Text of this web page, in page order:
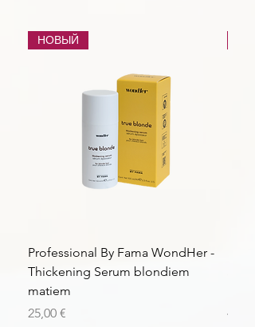
НОВЫЙ
Professional By Fama WondHer -
Thickening Serum blondiem
matiem
Цена
25,00 €
Цена
43,56